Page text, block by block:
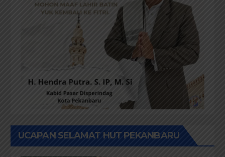
UCAPAN SELAMAT HUT PEKANBARU